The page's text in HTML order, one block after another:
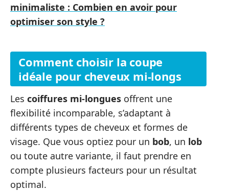
minimaliste : Combien en avoir pour
optimiser son style ?
Comment choisir la coupe
idéale pour cheveux mi-longs
Les coiffures mi-longues offrent une
flexibilité incomparable, s’adaptant à
différents types de cheveux et formes de
visage. Que vous optiez pour un bob, un lob
ou toute autre variante, il faut prendre en
compte plusieurs facteurs pour un résultat
optimal.